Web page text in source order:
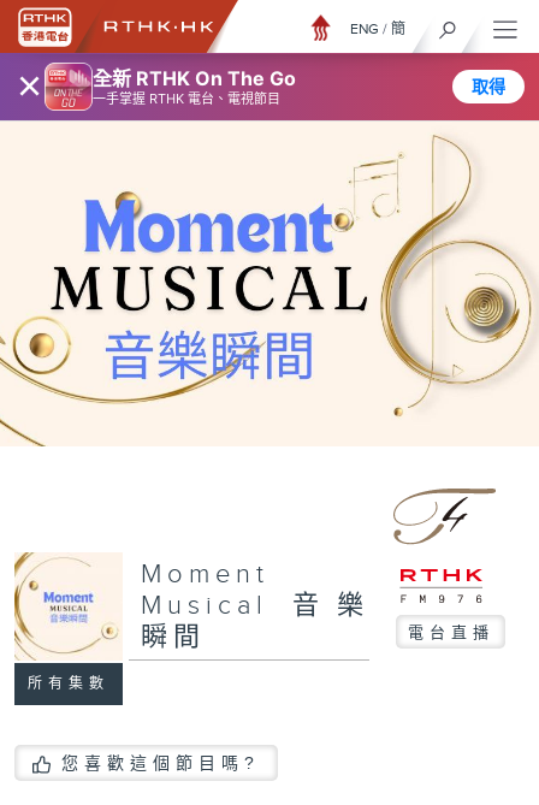
× 全新 RTHK On The Go
一手掌握 RTHK 電台、電視節目
取得
ENG / 簡
所有集數
Moment
Musical 音樂
瞬間
電台直播
您喜歡這個節目嗎?